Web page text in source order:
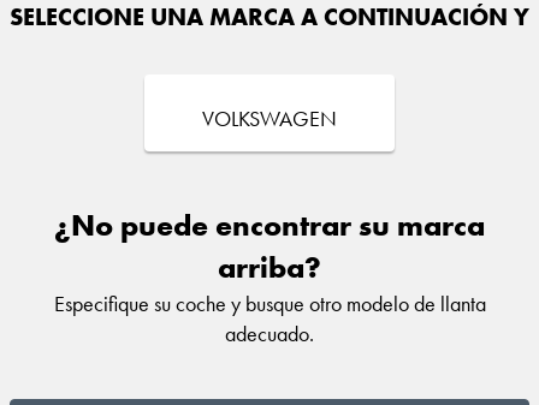
SELECCIONE UNA MARCA A CONTINUACIÓN Y
VOLKSWAGEN
¿No puede encontrar su marca
arriba?
Especifique su coche y busque otro modelo de llanta
adecuado.